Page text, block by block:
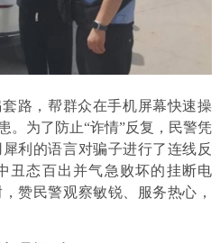
路，帮群众在手机屏幕快速操
。为了防止“诈情”反复，民警凭
利的语言对骗子进行了连线反
丑态百出并气急败坏的挂断电
赞民警观察敏锐、服务热心，